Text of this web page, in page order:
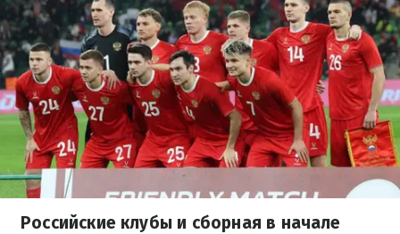
Российские клубы и сборная в начале